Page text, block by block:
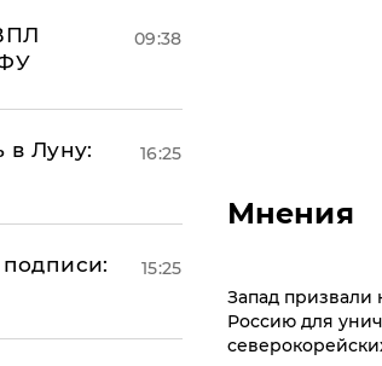
09:38
в Луну:
16:25
15:25
Мнения
Запад призвали
Россию для